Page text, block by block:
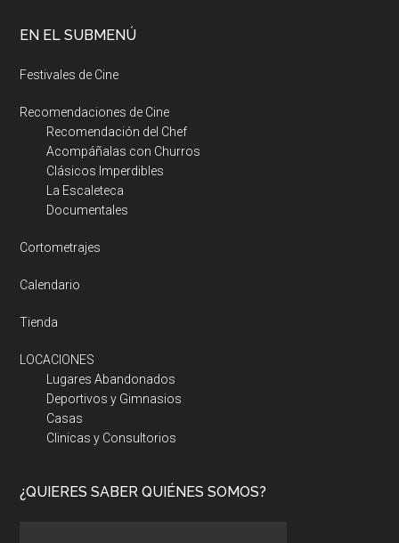
EN EL SUBMENÚ
Festivales de Cine
Recomendaciones de Cine
Recomendación del Chef
Acompáñalas con Churros
Clásicos Imperdibles
La Escaleteca
Documentales
Cortometrajes
Calendario
Tienda
LOCACIONES
Lugares Abandonados
Deportivos y Gimnasios
Casas
Clinicas y Consultorios
¿QUIERES SABER QUIÉNES SOMOS?